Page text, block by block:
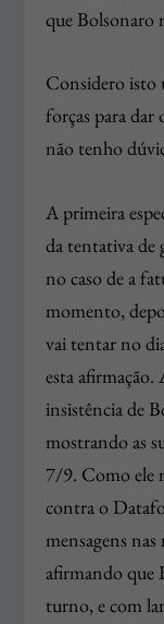
que Bolsonaro
Considero isto
forças para dar
não tenho
A primeira
da tentativa
no caso de a
momento,
vai tentar no
esta
insistência de
mostrando as
7/9. Como ele
contra o
mensagens
afirmando que
turno, e com